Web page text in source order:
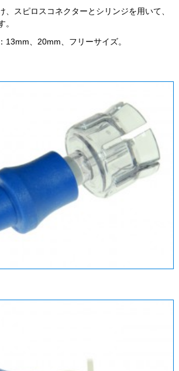
、スピロスコネクターとシリンジを用いて、
。
13mm、20mm、フリーサイズ。